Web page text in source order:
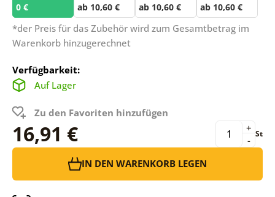
0 € ab 10,60 € ab 10,60 € ab 10,60 €
*der Preis für das Zubehör wird zum Gesamtbetrag im
Warenkorb hinzugerechnet
Verfügbarkeit:
Auf Lager
Zu den Favoriten hinzufügen
16,91 € -
+ St
IN DEN WARENKORB LEGEN